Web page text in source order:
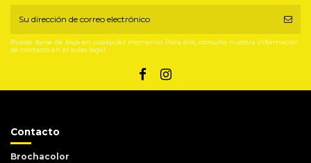
Puede darse de baja en cualquier momento. Para ello, consulte nuestra información
de contacto en el aviso legal.
Contacto
Brochacolor